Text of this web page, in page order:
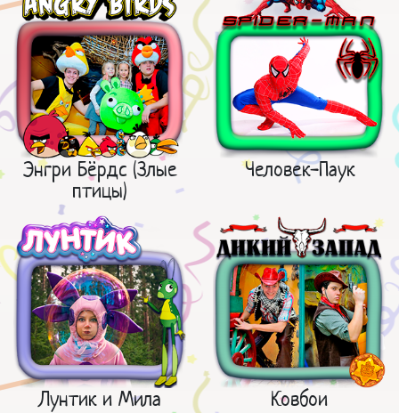
Энгри Бёрдс (Злые
птицы)
Человек-Паук
Лунтик и Мила Ковбои